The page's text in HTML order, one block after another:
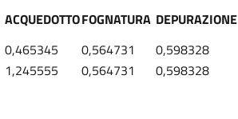
ACQUEDOTTOFOGNATURA DEPURAZIONE
0,465345 0,564731
0,598328
1,245555 0,564731 0,598328